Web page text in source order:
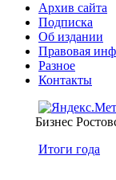
Архив сайта
Подписка
Об издании
Правовая
Разное
Контакты
Бизнес
Итоги года